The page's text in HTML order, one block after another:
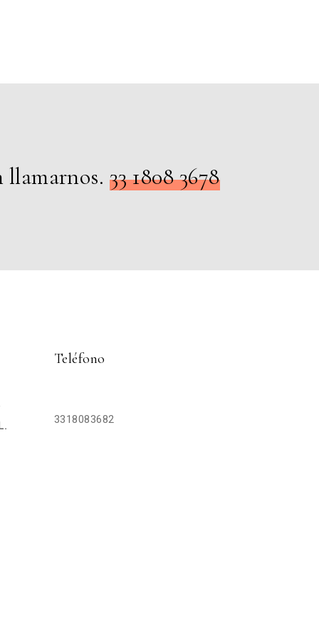
llamarnos. 33 1808 3678
Teléfono
3318083682